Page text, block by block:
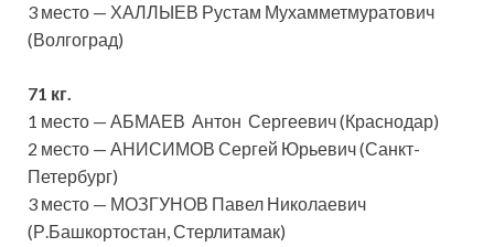
3 место — ХАЛЛЫЕВ Рустам Мухамметмуратович
(Волгоград)
71 кг.
1 место — АБМАЕВ Антон Сергеевич (Краснодар)
2 место — АНИСИМОВ Сергей Юрьевич (Санкт-
Петербург)
3 место — МОЗГУНОВ Павел Николаевич
(Р.Башкортостан, Стерлитамак)